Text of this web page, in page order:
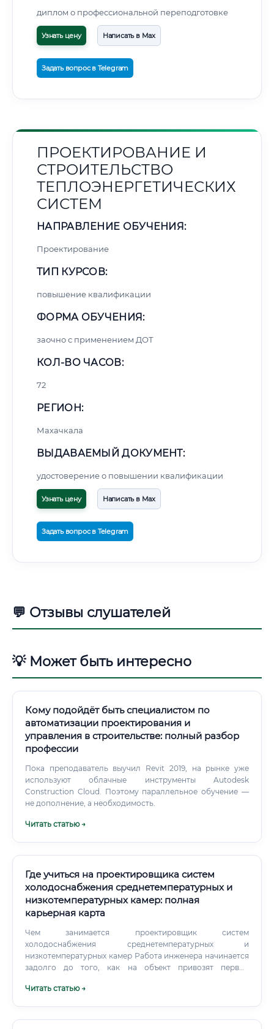
диплом о профессиональной переподготовке
Узнать цену Написать в Max
Задать вопрос в Telegram
ПРОЕКТИРОВАНИЕ И
СТРОИТЕЛЬСТВО
ТЕПЛОЭНЕРГЕТИЧЕСКИХ
СИСТЕМ
НАПРАВЛЕНИЕ ОБУЧЕНИЯ:
Проектирование
ТИП КУРСОВ:
повышение квалификации
ФОРМА ОБУЧЕНИЯ:
заочно с применением ДОТ
КОЛ-ВО ЧАСОВ:
72
РЕГИОН:
Махачкала
ВЫДАВАЕМЫЙ ДОКУМЕНТ:
удостоверение о повышении квалификации
Узнать цену Написать в Max
Задать вопрос в Telegram
💬 Отзывы слушателей
💡 Может быть интересно
Кому подойдёт быть специалистом по
автоматизации проектирования и
управления в строительстве: полный разбор
профессии
Пока преподаватель выучил Revit 2019, на рынке уже
используют облачные инструменты Autodesk
Construction Cloud. Поэтому параллельное обучение —
не дополнение, а необходимость.
Читать статью →
Где учиться на проектировщика систем
холодоснабжения среднетемпературных и
низкотемпературных камер: полная
карьерная карта
Чем занимается проектировщик систем
холодоснабжения среднетемпературных и
низкотемпературных камер Работа инженера начинается
задолго до того, как на объект привозят первые
комплекс сложных расчетов: Расчет теплопритоков
Читать статью →